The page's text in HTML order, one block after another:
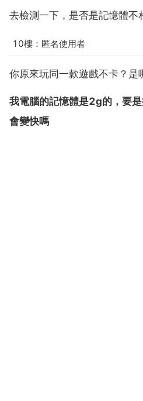
去檢測一下，是否是記憶體不
10樓：匿名使用者
你原來玩同一款遊戲不卡？是
我電腦的記憶體是2g的，要
會變快嗎